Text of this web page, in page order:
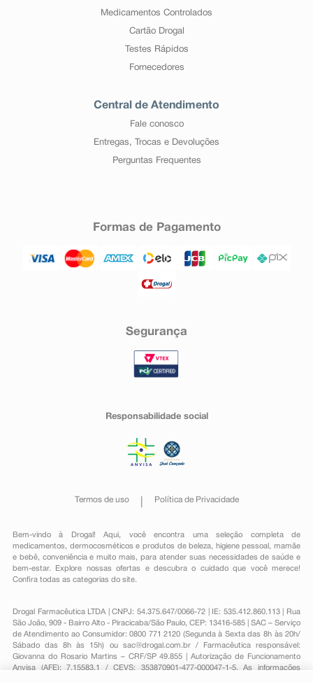
Medicamentos Controlados
Cartão Drogal
Testes Rápidos
Fornecedores
Central de Atendimento
Fale conosco
Entregas, Trocas e Devoluções
Perguntas Frequentes
Formas de Pagamento
Segurança
Responsabilidade social
Termos de uso Política de Privacidade
Bem-vindo à Drogal! Aqui, você encontra uma seleção completa de
medicamentos , dermocosméticos e produtos de beleza, higiene pessoal ,mamãe
e bebê, conveniênciae muito mais, para atender suas necessidades de saúde e
bem-estar. Explore nossas ofertas e descubra o cuidado que você merece!
Confira todas as categorias do site.
Drogal Farmacêutica LTDA | CNPJ: 54.375.647/0066-72 | IE: 535.412.860.113 | Rua
São João, 909 - Bairro Alto - Piracicaba/São Paulo, CEP: 13416-585 | SAC – Serviço
de Atendimento ao Consumidor: 0800 771 2120 (Segunda à Sexta das 8h às 20h/
Sábado das 8h às 15h) ou sac@drogal.com.br/ Farmacêutica responsável:
Giovanna do Rosario Martins – CRF/SP 49.855 | Autorização de Funcionamento
Anvisa (AFE): 7.15583.1 / CEVS: 353870901-477-000047-1-5. As informações